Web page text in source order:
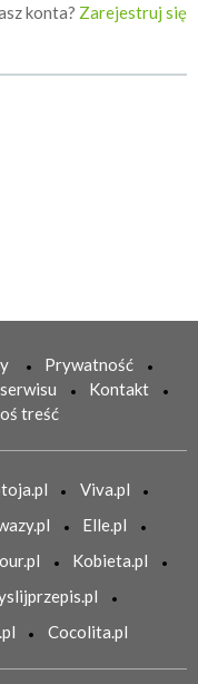
konta? Zarejestruj się
Prywatność
Kontakt
treść
Viva.pl
Elle.pl
Kobieta.pl
Cocolita.pl